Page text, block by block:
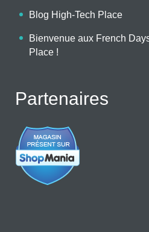
Blog High-Tech Place
Bienvenue aux French
Place !
Partenaires